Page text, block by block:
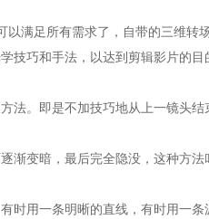
足所有需求了，自带的三维转
巧和手法，以达到剪辑影片的目
。即是不加技巧地从上一镜头结
变暗，最后完全隐没，这种方法
用一条明晰的直线，有时用一条